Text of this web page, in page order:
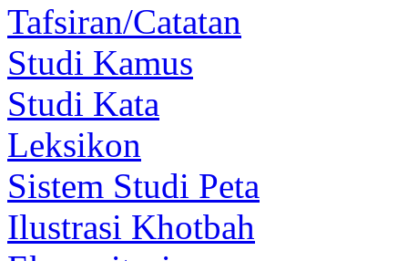
Tafsiran/Catatan
Studi Kamus
Studi Kata
Leksikon
Sistem Studi Peta
Ilustrasi Khotbah